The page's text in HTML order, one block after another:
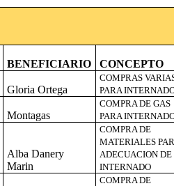
BENEFICIARIO CONCEPTO
Gloria Ortega
COMPRAS
PARA
Montagas
COMPRA DE GAS
PARA
Alba Danery
Marin
COMPRA DE
MATERIALES
ADECUACION DE
INTERNADO
COMPRA DE